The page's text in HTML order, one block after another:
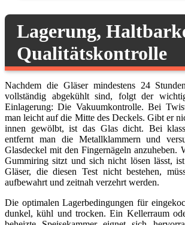
Lagerung,
Qualitätskontrolle
Nachdem die Gläser mindestens 24
vollständig abgekühlt sind, folgt der
Einlagerung: Die Vakuumkontrolle. Bei
man leicht auf die Mitte des Deckels. Gibt er
innen gewölbt, ist das Glas dicht. Bei
entfernt man die Metallklammern und
Glasdeckel mit den Fingernägeln anzuheben.
Gummiring sitzt und sich nicht lösen lässt,
Gläser, die diesen Test nicht bestehen,
aufbewahrt und zeitnah verzehrt werden.
Die optimalen Lagerbedingungen für
dunkel, kühl und trocken. Ein Kellerraum